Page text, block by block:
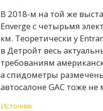
В 2018-м на той же
Enverge с четырьмя
км. Теоретически у
в Детройт весь
требованиям
а спидометры
автосалоне GAC тоже
Источник